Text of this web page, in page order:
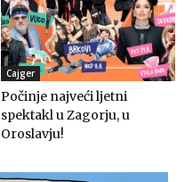
Cajger
Počinje najveći ljetni
spektakl u Zagorju, u
Oroslavju!